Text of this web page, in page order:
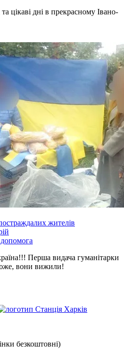
цікаві дні в прекрасному Івано-
жителів
Перша видача гуманітарки
вони вижили!
безкоштовні)